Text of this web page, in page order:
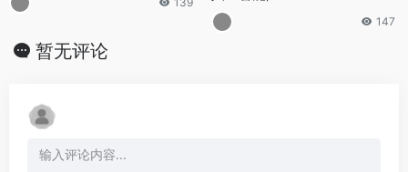
147
暂无评论